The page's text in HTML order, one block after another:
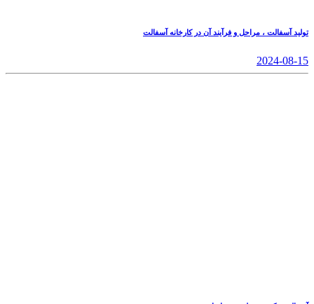
تولید آسفالت ، مراحل و فرآیند آن در کارخانه آسفالت
2024-08-15